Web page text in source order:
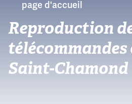
page d'accueil
Reproduction
télécommandes
Saint-Chamond